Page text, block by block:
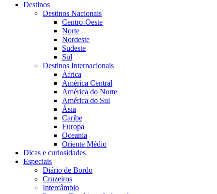
Destinos
Destinos Nacionais
Centro-Oeste
Norte
Nordeste
Sudeste
Sul
Destinos Internacionais
África
América Central
América do Norte
América do Sul
Ásia
Caribe
Europa
Oceania
Oriente Médio
Dicas e curiosidades
Especiais
Diário de Bordo
Cruzeiros
Intercâmbio